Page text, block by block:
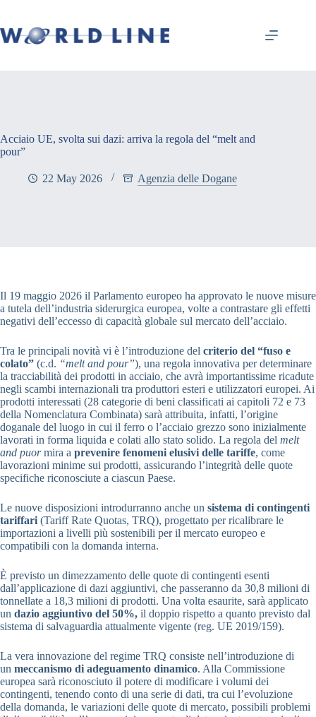
Acciaio UE, svolta sui dazi: arriva la regola del “melt and
pour”
22 May 2026 Agenzia delle Dogane
Il 19 maggio 2026 il Parlamento europeo ha approvato le nuove misure
a tutela dell’industria siderurgica europea, volte a contrastare gli effetti
negativi dell’eccesso di capacità globale sul mercato dell’acciaio.
Tra le principali novità vi è l’introduzione del criterio del “fuso e
colato” (c.d. “melt and pour”), una regola innovativa per determinare
la tracciabilità dei prodotti in acciaio, che avrà importantissime ricadute
negli scambi internazionali tra produttori esteri e utilizzatori europei. Ai
prodotti interessati (28 categorie di beni classificati ai capitoli 72 e 73
della Nomenclatura Combinata) sarà attribuita, infatti, l’origine
doganale del luogo in cui il ferro o l’acciaio grezzo sono inizialmente
lavorati in forma liquida e colati allo stato solido. La regola del melt
and puormira a prevenire fenomeni elusivi delle tariffe, come
lavorazioni minime sui prodotti, assicurando l’integrità delle quote
specifiche riconosciute a ciascun Paese.
Le nuove disposizioni introdurranno anche un sistema di contingenti
tariffari (Tariff Rate Quotas, TRQ), progettato per ricalibrare le
importazioni a livelli più sostenibili per il mercato europeo e
compatibili con la domanda interna.
È previsto un dimezzamento delle quote di contingenti esenti
dall’applicazione di dazi aggiuntivi, che passeranno da 30,8 milioni di
tonnellate a 18,3 milioni di prodotti. Una volta esaurite, sarà applicato
un dazio aggiuntivo del 50%, il doppio rispetto a quanto previsto dal
sistema di salvaguardia attualmente vigente (reg. UE 2019/159).
La vera innovazione del regime TRQ consiste nell’introduzione di
un meccanismo di adeguamento dinamico. Alla Commissione
europea sarà riconosciuto il potere di modificare i volumi dei
contingenti, tenendo conto di una serie di dati, tra cui l’evoluzione
della domanda, le variazioni delle quote di mercato, possibili problemi